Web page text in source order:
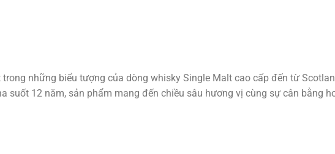
trong những biểu tượng của dòng whisky Single Malt cao cấp đến từ
suốt 12 năm, sản phẩm mang đến chiều sâu hương vị cùng sự cân bằng